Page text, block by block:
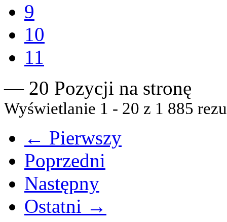
9
10
11
— 20 Pozycji na stronę
Wyświetlanie 1 - 20 z 1 885
← Pierwszy
Poprzedni
Następny
Ostatni →